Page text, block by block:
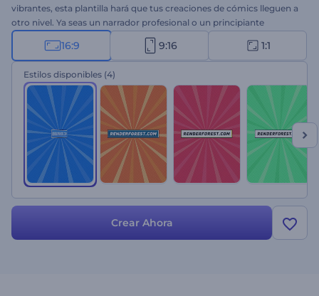
vibrantes, esta plantilla hará que tus creaciones de cómics lleguen a
otro nivel. Ya seas un narrador profesional o un principiante
apasionado por las historietas, esta plantilla te será muy fácil de
usar y facilitará la creación de historias únicas. Elige las escenas que
mejor se ajusten a tus ideas, escribe tus textos y finaliza tu video
con una música de fondo llena de energía y tu voz en off. Consigue
una mayor audiencia y déjalos esperando con ansias tu próximo
lanzamiento ¡Pruébalo ahora!
16:9 9:16 1:1
Estilos disponibles (4)
Crear Ahora